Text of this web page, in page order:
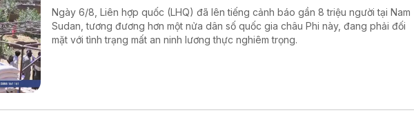
Ngày 6/8, Liên hợp quốc (LHQ) đã lên tiếng cảnh báo gần 8 triệu người tại Nam
Sudan, tương đương hơn một nửa dân số quốc gia châu Phi này, đang phải đối
mặt với tình trạng mất an ninh lương thực nghiêm trọng.